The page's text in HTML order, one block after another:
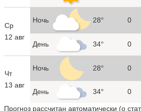
Ср
12 авг
Ночь 28° 0
День 34° 0
Чт
13 авг
Ночь 28° 0
День 34° 0
Прогноз рассчитан автоматически (о